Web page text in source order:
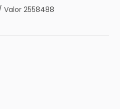
Valor 2558488